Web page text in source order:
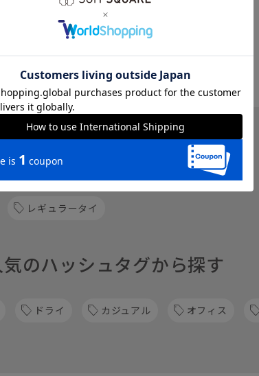
カテゴリから他の商品を探す
レギュラータイ
気のハッシュタグから探す
ドライ カジュアル オフィス